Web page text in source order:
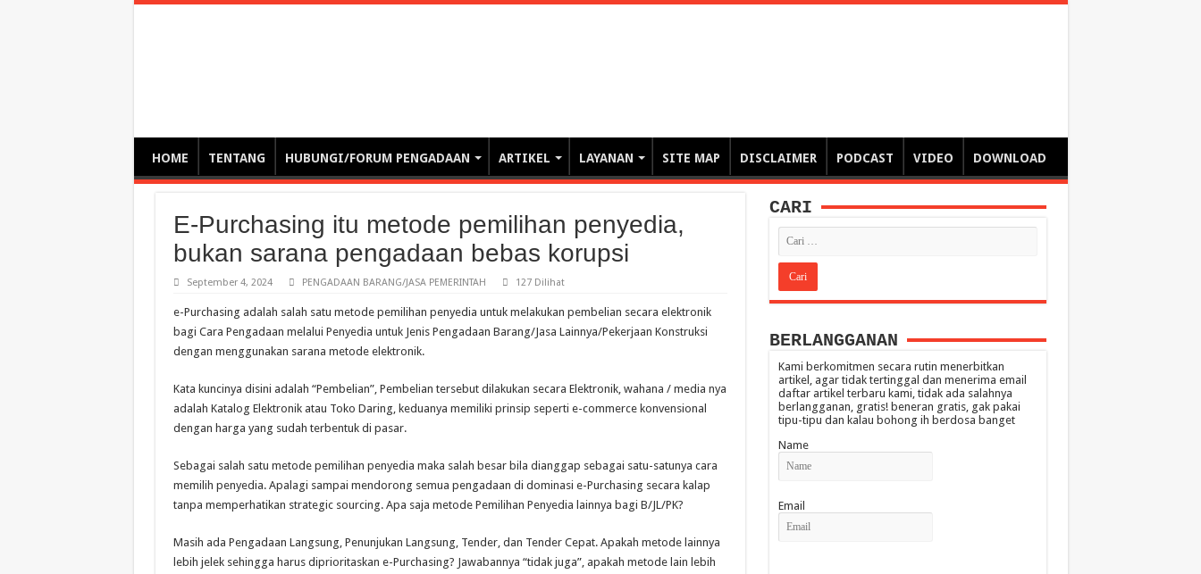
HOME TENTANG HUBUNGI/FORUM PENGADAAN ARTIKEL LAYANAN SITE MAP DISCLAIMER PODCAST VIDEO DOWNLOAD
E-Purchasing itu metode pemilihan penyedia,
bukan sarana pengadaan bebas korupsi
September 4, 2024 PENGADAAN BARANG/JASA PEMERINTAH 127 Dilihat
e-Purchasing adalah salah satu metode pemilihan penyedia untuk melakukan pembelian secara elektronik
bagi Cara Pengadaan melalui Penyedia untuk Jenis Pengadaan Barang/Jasa Lainnya/Pekerjaan Konstruksi
dengan menggunakan sarana metode elektronik.
Kata kuncinya disini adalah “Pembelian”, Pembelian tersebut dilakukan secara Elektronik, wahana / media nya
adalah Katalog Elektronik atau Toko Daring, keduanya memiliki prinsip seperti e-commerce konvensional
dengan harga yang sudah terbentuk di pasar.
Sebagai salah satu metode pemilihan penyedia maka salah besar bila dianggap sebagai satu-satunya cara
memilih penyedia. Apalagi sampai mendorong semua pengadaan di dominasi e-Purchasing secara kalap
tanpa memperhatikan strategic sourcing. Apa saja metode Pemilihan Penyedia lainnya bagi B/JL/PK?
Masih ada Pengadaan Langsung, Penunjukan Langsung, Tender, dan Tender Cepat. Apakah metode lainnya
lebih jelek sehingga harus diprioritaskan e-Purchasing? Jawabannya “tidak juga”, apakah metode lain lebih
CARI
BERLANGGANAN
Kami berkomitmen secara rutin menerbitkan
artikel, agar tidak tertinggal dan menerima email
daftar artikel terbaru kami, tidak ada salahnya
berlangganan, gratis! beneran gratis, gak pakai
tipu-tipu dan kalau bohong ih berdosa banget
Name
Email